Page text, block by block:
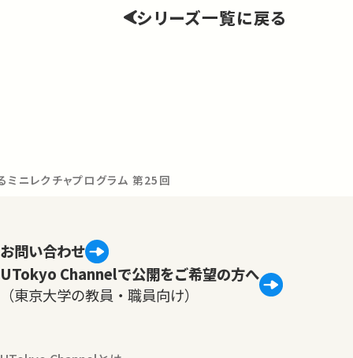
シリーズ一覧に戻る
ミニレクチャプログラム 第25回
お問い合わせ
UTokyo Channelで公開をご希望の方へ
（東京大学の教員・職員向け）